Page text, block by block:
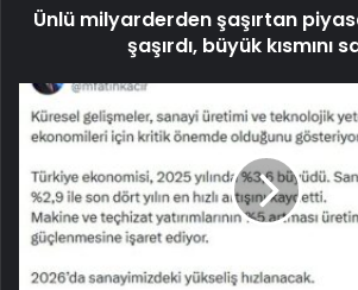
Ünlü milyarderden şaşırtan
şaşırdı, büyük kısmını